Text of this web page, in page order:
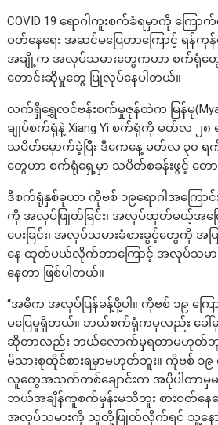
COVID 19 ရောဂါကူးစက်ခံရမှာကို ကြေ
ဝတ်နေရေး အဆင်မပြေတာကြောင့် ရန်
အချို့က အလုပ်သမားတွေကဟာ စက်ရုံတွေ
တောင်းဆိုမှုတွေ ပြုလုပ်နေပါတယ်။
လက်ရှိရွှေလင်ဗန်းစက်မှုဇုန်ထဲက မြန်မု
ချုပ်စက်ရုံနဲ့ Xiang Yi စက်ရုံကို မတ်လ
သပိတ်မှောက်ခဲ့ပြီး ဒီကေနေ့ မတ်လ ၃၀
တွေဟာ စက်ရုံရှေ့မှာ သပိတ်စခန်းဖွင့် တေ
ဒီစက်ရုံနှစ်ခုဟာ ကိုဗစ် ၁၉ရောဂါအကြောင်
ကို အလုပ်ဖြုတ်ခြင်း၊ အလုပ်ထုတ်မယ့်အက
ပေးခြင်း၊ အလုပ်သမားခံစားခွင့်တွေကို
နေ ထုတ်ပယ်လိုက်တာကြောင့် အလုပ်သမာ
နေတာ ဖြစ်ပါတယ်။
“အဓိက အလုပ်ပြန်ခန့်ဖို့ပါ။ ကိုဗစ် ၁၉ ကြ
မပြေမှုရှိတယ်။ ဘယ်စက်ရုံကမှလည်း ခေါ်မှ
ဆိုတာလည်း ဘယ်လောက်မှရတာမဟုတ်ဘူ
မိသားစုထိုင်စားရမှာမဟုတ်ဘူး။ ကိုဗစ် ၁၉
လူတွေအသက်တစ်ချောင်းက အပိုပါတာမှ
ဘယ်အချိန်ကူစက်မှန်းမသိဘူး စားဝတ်နေ
အလုပ်သမားကို သူတို့ဖြုတ်လိုက်ရင် သူ့နော